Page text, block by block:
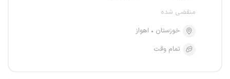
منقضی شده
خوزستان
اهواز
تمام وقت